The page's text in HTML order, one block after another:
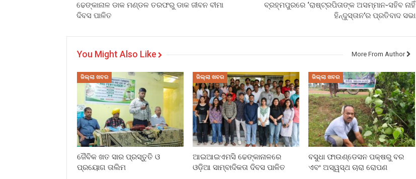
ଢେଙ୍କାନାଳ ଡାକ ମଣ୍ଡଳ ତରଫରୁ ଡାକ ଜୀବନ ବୀମା
ଦିବସ ପାଳିତ
ବ୍ରହ୍ମପୁରରେ ‘ରାଷ୍ଟ୍ରପିତାଙ୍କ ଅସମ୍ମାନ-ସହିବ ନାହିଁ
ହିନ୍ଦୁସ୍ତାନ’ର ପ୍ରତିବାଦ ସଭା
You Might Also Like More From Author
ଜିଲ୍ଲା ଖବର
ଜୈବିକ ଖତ ସାର ପ୍ରସ୍ତୁତି ଓ
ପ୍ରୟୋଗ ତାଲିମ
ଜିଲ୍ଲା ଖବର
ଆଇଆଇଏମସି ଢେଙ୍କାନାଳରେ
ଓଡ଼ିଆ ସାମ୍ବାଦିକତା ଦିବସ ପାଳିତ
ଜିଲ୍ଲା ଖବର
ବସୁଧା ଫାଉଣ୍ଡେସନ ପକ୍ଷରୁ ବର
ଏବଂ ଅସ୍ୱସ୍ଥ ଚାରା ରୋପଣ